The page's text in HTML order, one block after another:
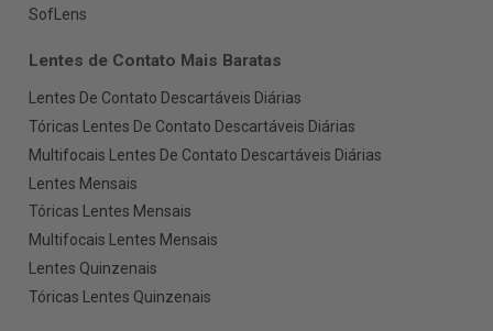
SofLens
Lentes de Contato Mais Baratas
Lentes De Contato Descartáveis Diárias
Tóricas Lentes De Contato Descartáveis Diárias
Multifocais Lentes De Contato Descartáveis Diárias
Lentes Mensais
Tóricas Lentes Mensais
Multifocais Lentes Mensais
Lentes Quinzenais
Tóricas Lentes Quinzenais